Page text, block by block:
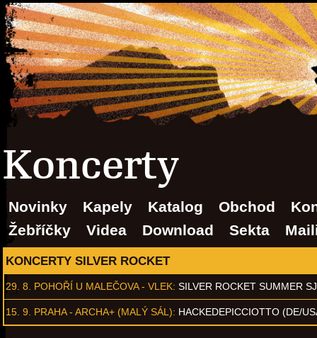
Koncerty
Novinky Kapely Katalog Obchod
Žebříčky
Videa Download Sekta
KONCERTY SILVER ROCKET
29. 8. POHOŘÍ U MALEČOVA - VLEK: SILVER ROCKET SUMMER
15. 9. PRAHA - ARCHA+ (MALÝ SÁL): HACKEDEPICCIOTTO (DE/